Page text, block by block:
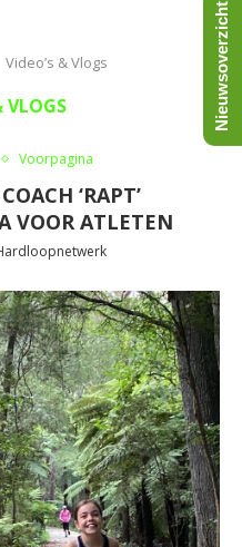
Video’s & Vlogs
VLOGS
Voorpagina
‘RAPT’
VOOR ATLETEN
Nieuwsoverzicht